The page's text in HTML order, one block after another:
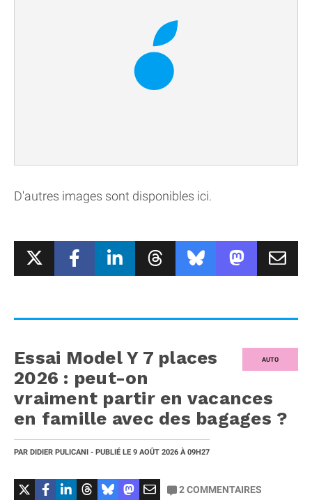
D'autres images sont disponibles ici.
AUTO
Essai Model Y 7 places
2026 : peut-on
vraiment partir en vacances
en famille avec des bagages ?
PAR DIDIER PULICANI - PUBLIÉ LE 9 AOÛT 2026 À 09H27
2COMMENTAIRES